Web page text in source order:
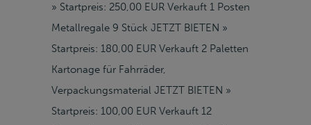
» Startpreis: 250,00 EUR Verkauft 1 Posten
Metallregale 9 Stück JETZT BIETEN »
Startpreis: 180,00 EUR Verkauft 2 Paletten
Kartonage für Fahrräder,
Verpackungsmaterial JETZT BIETEN »
Startpreis: 100,00 EUR Verkauft 12